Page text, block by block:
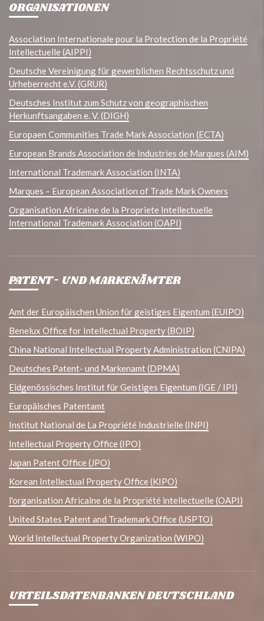
ORGANISATIONEN
Association Internationale pour la Protection de la Propriété
Intellectuelle (AIPPI)
Deutsche Vereinigung für gewerblichen Rechtsschutz und
Urheberrecht e.V. (GRUR)
Deutsches Institut zum Schutz von geographischen
Herkunftsangaben e. V. (DIGH)
Europaen Communities Trade Mark Association (ECTA)
European Brands Association de Industries de Marques (AIM)
International Trademark Association (INTA)
Marques – European Association of Trade Mark Owners
Organisation Africaine de la Propriete Intellectuelle
International Trademark Association (OAPI)
PATENT- UND MARKENÄMTER
Amt der Europäischen Union für geistiges Eigentum (EUIPO)
Benelux Office for Intellectual Property (BOIP)
China National Intellectual Property Administration (CNIPA)
Deutsches Patent- und Markenamt (DPMA)
Eidgenössisches Institut für Geistiges Eigentum (IGE / IPI)
Europäisches Patentamt
Institut National de La Propriété Industrielle (INPI)
Intellectual Property Office (IPO)
Japan Patent Office (JPO)
Korean Intellectual Property Office (KIPO)
l'organisation Africaine de la Propriété intellectuelle (OAPI)
United States Patent and Trademark Office (USPTO)
World Intellectual Property Organization (WIPO)
URTEILSDATENBANKEN DEUTSCHLAND